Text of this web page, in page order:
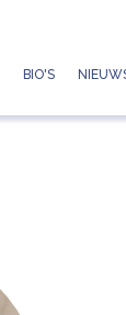
BIO'S